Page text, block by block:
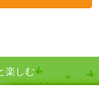
楽しむ